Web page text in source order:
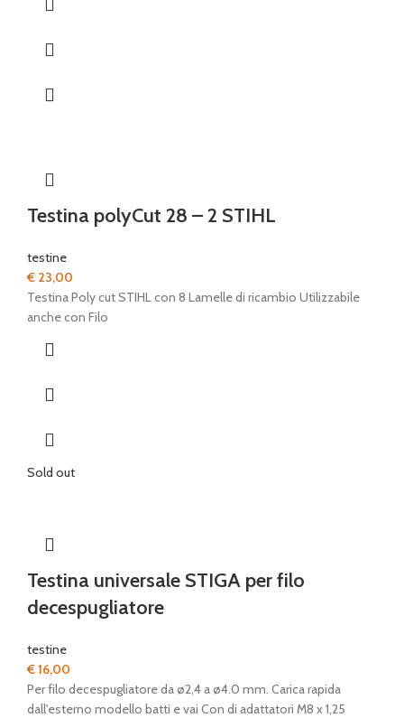
Testina polyCut 28 – 2 STIHL
testine
€ 23,00
Testina Poly cut STIHL con 8 Lamelle di ricambio Utilizzabile
anche con Filo
Sold out
Testina universale STIGA per filo
decespugliatore
testine
€16,00
Per filo decespugliatore da ø2,4 a ø4.0 mm. Carica rapida
dall'esterno modello batti e vai Con di adattatori M8 x 1,25